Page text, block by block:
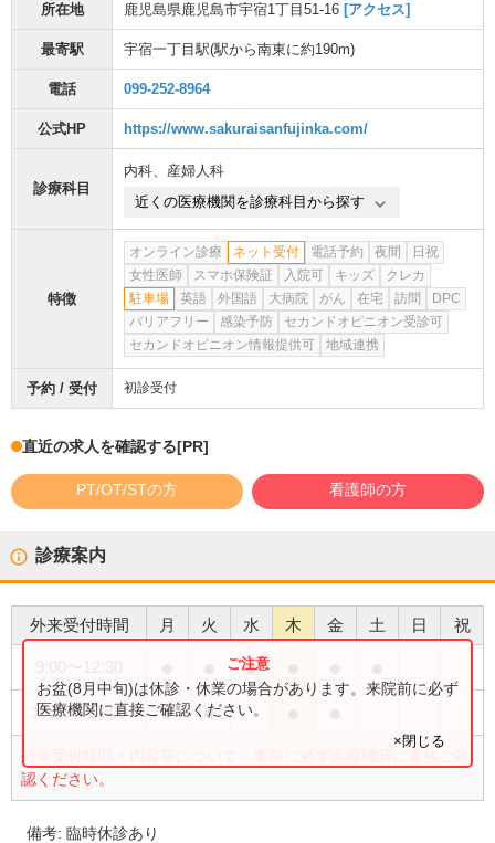
所在地 鹿児島県鹿児島市宇宿1丁目51-16 [アクセス]
最寄駅 宇宿一丁目駅(駅から南東に約190m)
電話 099-252-8964
公式HP https://www.sakuraisanfujinka.com/
診療科目
内科、 産婦人科
近くの医療機関を診療科目から探す
特徴
オンライン診療 ネット受付 電話予約 夜間
日祝
女性医師
スマホ保険証 入院可 キッズ
クレカ
駐車場
英語 外国語 大病院 がん 在宅 訪問
DPC
バリアフリー
感染予防
セカンドオピニオン受診可
セカンドオピニオン情報提供可
地域連携
予約 / 受付 初診受付
直近の求人を確認する[PR]
PT/OT/STの方 看護師の方
診療案内
外来受付時間 月 火 水 木 金 土 日 祝
●
15:00〜17:00 ● ●
外来受付時間・内容等について、事前に必ず医療機関に直接ご確
認ください。
お盆(8月中旬)は休診・休業の場合があります。来院前に必ず
医療機関に直接ご確認ください。
×閉じる
備考:臨時休診あり